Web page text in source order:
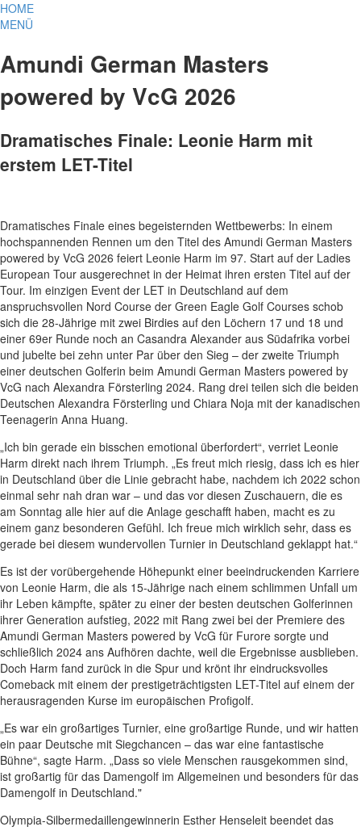
HOME
MENÜ
Amundi German Masters
powered by VcG 2026
Dramatisches Finale: Leonie Harm mit
erstem LET-Titel
Dramatisches Finale eines begeisternden Wettbewerbs: In einem
hochspannenden Rennen um den Titel des Amundi German Masters
powered by VcG 2026 feiert Leonie Harm im 97. Start auf der Ladies
European Tour ausgerechnet in der Heimat ihren ersten Titel auf der
Tour. Im einzigen Event der LET in Deutschland auf dem
anspruchsvollen Nord Course der Green Eagle Golf Courses schob
sich die 28-Jährige mit zwei Birdies auf den Löchern 17 und 18 und
einer 69er Runde noch an Casandra Alexander aus Südafrika vorbei
und jubelte bei zehn unter Par über den Sieg – der zweite Triumph
einer deutschen Golferin beim Amundi German Masters powered by
VcG nach Alexandra Försterling 2024. Rang drei teilen sich die beiden
Deutschen Alexandra Försterling und Chiara Noja mit der kanadischen
Teenagerin Anna Huang.
„Ich bin gerade ein bisschen emotional überfordert“, verriet Leonie
Harm direkt nach ihrem Triumph. „Es freut mich riesig, dass ich es hier
in Deutschland über die Linie gebracht habe, nachdem ich 2022 schon
einmal sehr nah dran war – und das vor diesen Zuschauern, die es
am Sonntag alle hier auf die Anlage geschafft haben, macht es zu
einem ganz besonderen Gefühl. Ich freue mich wirklich sehr, dass es
gerade bei diesem wundervollen Turnier in Deutschland geklappt hat.“
Es ist der vorübergehende Höhepunkt einer beeindruckenden Karriere
von Leonie Harm, die als 15-Jährige nach einem schlimmen Unfall um
ihr Leben kämpfte, später zu einer der besten deutschen Golferinnen
ihrer Generation aufstieg, 2022 mit Rang zwei bei der Premiere des
Amundi German Masters powered by VcG für Furore sorgte und
schließlich 2024 ans Aufhören dachte, weil die Ergebnisse ausblieben.
Doch Harm fand zurück in die Spur und krönt ihr eindrucksvolles
Comeback mit einem der prestigeträchtigsten LET-Titel auf einem der
herausragenden Kurse im europäischen Profigolf.
„Es war ein großartiges Turnier, eine großartige Runde, und wir hatten
ein paar Deutsche mit Siegchancen – das war eine fantastische
Bühne“, sagte Harm. „Dass so viele Menschen rausgekommen sind,
ist großartig für das Damengolf im Allgemeinen und besonders für das
Damengolf in Deutschland."
Olympia-Silbermedaillengewinnerin Esther Henseleit beendet das